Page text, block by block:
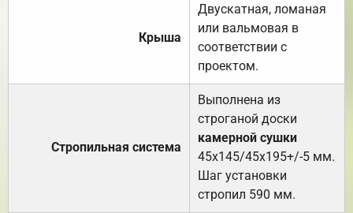
Крыша
Двускатная, ломаная
или вальмовая в
соответствии с
проектом.
Стропильная система
Выполнена из
строганой доски
камерной сушки
45х145/45х195+/-5 мм.
Шаг установки
стропил 590 мм.